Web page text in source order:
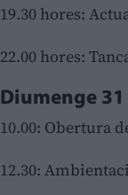
19.30 hores:
22.00 hores:
Diumenge
10.00: Obertura
12.30: